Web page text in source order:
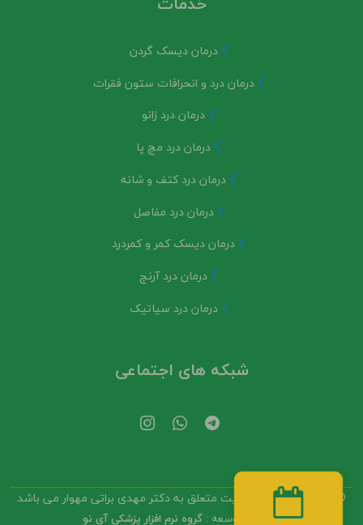
درمان دیسک گردن
درمان درد و انحرافات ستون فقرات
درمان درد زانو
درمان درد مچ پا
درمان درد کتف و شانه
درمان درد مفاصل
درمان دیسک کمر و کمردرد
درمان درد آرنج
درمان درد سیاتیک
شبکه های اجتماعی
© تمامی حقوق این سایت متعلق بهدکتر مهدی براتی مهوار می باشد
طراحی و توسعه : گروه نرم افزار پزشکی آی نو
دریافت نوبت